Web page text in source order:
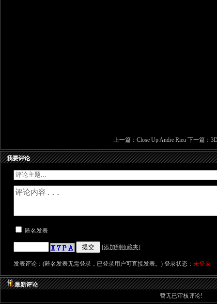
上一篇： Close Up Andre Rieu 下一篇：
我要评论
匿名发表
[添加到收藏夹]
发表评论：(匿名发表无需登录，已登录用户可直接发表。) 登录状态： 未登录
最新评论
暂无已审核评论!